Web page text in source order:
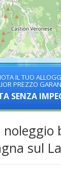
IL TUO
PREZZO
SENZA
sul